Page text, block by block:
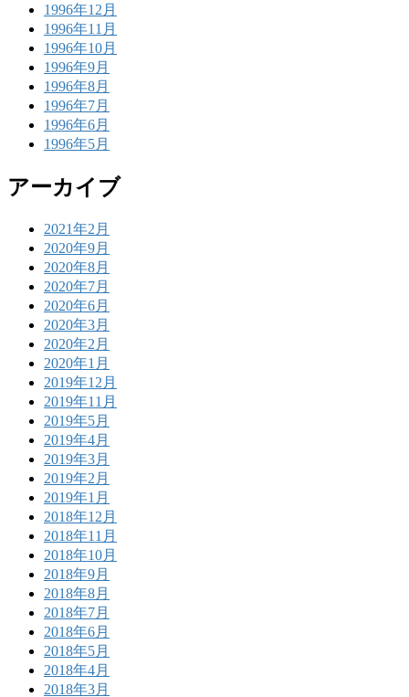
1996年12月
1996年11月
1996年10月
1996年9月
1996年8月
1996年7月
1996年6月
1996年5月
アーカイブ
2021年2月
2020年9月
2020年8月
2020年7月
2020年6月
2020年3月
2020年2月
2020年1月
2019年12月
2019年11月
2019年5月
2019年4月
2019年3月
2019年2月
2019年1月
2018年12月
2018年11月
2018年10月
2018年9月
2018年8月
2018年7月
2018年6月
2018年5月
2018年4月
2018年3月